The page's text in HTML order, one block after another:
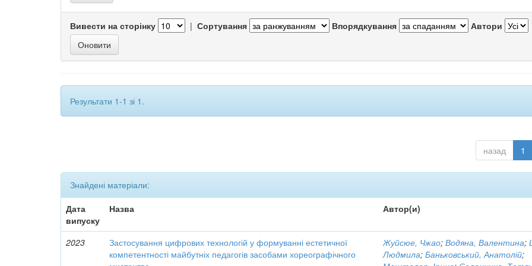
Вивести на сторінку | Сортування Впорядкування Автори
Результати 1-1 зі 1.
назад 1
Знайдені матеріали:
Дата
випуску
Назва Автор(и)
2023
Застосування цифрових технологій у формуванні естетичної
компетентності майбутніх педагогів засобами хореографічного
Жуйсюе, Чжао;Водяна, Валентина;
Людмила;Баньковський, Анатолій;